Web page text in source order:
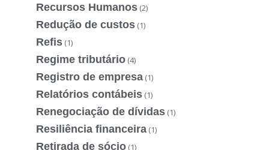
Recursos Humanos (2)
Redução de custos (1)
Refis (1)
Regime tributário (4)
Registro de empresa (1)
Relatórios contábeis (1)
Renegociação de dívidas (1)
Resiliência financeira (1)
Retirada de sócio (1)